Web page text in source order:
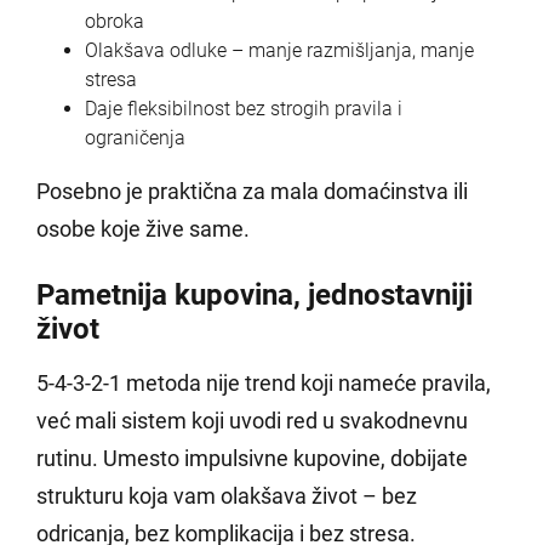
obroka
Olakšava odluke – manje razmišljanja, manje
stresa
Daje fleksibilnost bez strogih pravila i
ograničenja
Posebno je praktična za mala domaćinstva ili
osobe koje žive same.
Pametnija kupovina, jednostavniji
život
5-4-3-2-1 metoda nije trend koji nameće pravila,
već mali sistem koji uvodi red u svakodnevnu
rutinu. Umesto impulsivne kupovine, dobijate
strukturu koja vam olakšava život – bez
odricanja, bez komplikacija i bez stresa.